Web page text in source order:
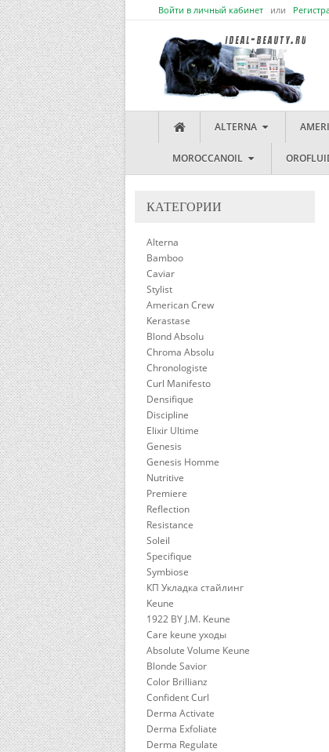
Войти в личный кабинет или
ALTERNA
MOROCCANOIL
КАТЕГОРИИ
Alterna
Bamboo
Caviar
Stylist
American Crew
Kerastase
Blond Absolu
Chroma Absolu
Chronologiste
Curl Manifesto
Densifique
Discipline
Elixir Ultime
Genesis
Genesis Homme
Nutritive
Premiere
Reflection
Resistance
Soleil
Specifique
Symbiose
КП Укладка стайлинг
Keune
1922 BY J.M. Keune
Care keune уходы
Absolute Volume Keune
Blonde Savior
Color Brillianz
Confident Curl
Derma Activate
Derma Exfoliate
Derma Regulate